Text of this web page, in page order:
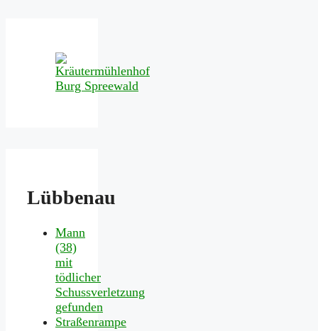
Lübbenau
Mann
(38)
mit
tödlicher
Schussverletzung
gefunden
Straßenrampe